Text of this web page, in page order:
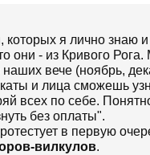
которых я лично знаю
они - из Кривого
наших вече (ноябрь,
и лица сможешь
всех по себе.
без оплаты".
в первую
вилкулов.